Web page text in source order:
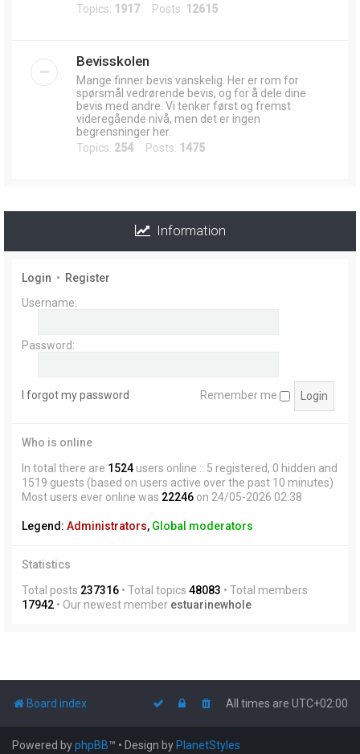
Topics: 1917Posts: 12615
Bevisskolen
Mange finner bevis vanskelig. Her er rom for
spørsmål vedrørende bevis, og for å dele dine
bevis med andre. Vi tenker først og fremst
videregående nivå, men det er ingen
begrensninger her.
Topics: 254 Posts: 1475
Information
Login • Register
Username:
Password:
I forgot my password Remember me
Who is online
In total there are 1524 users online :: 5 registered, 0 hidden and
1519 guests (based on users active over the past 10 minutes)
Most users ever online was 22246 on 24/05-2026 02:38
Legend: Administrators, Global moderators
Statistics
Total posts 237316 • Total topics 48083 • Total members
17942 • Our newest member estuarinewhole
Board index All times are UTC+02:00
Powered byphpBB™ • Design by PlanetStyles